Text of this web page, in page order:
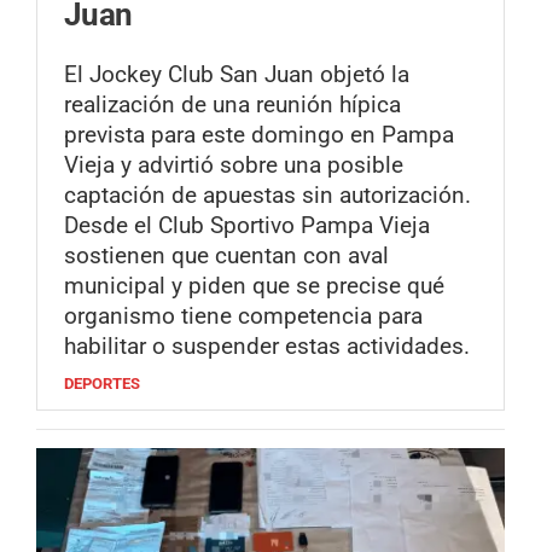
Juan
El Jockey Club San Juan objetó la
realización de una reunión hípica
prevista para este domingo en Pampa
Vieja y advirtió sobre una posible
captación de apuestas sin autorización.
Desde el Club Sportivo Pampa Vieja
sostienen que cuentan con aval
municipal y piden que se precise qué
organismo tiene competencia para
habilitar o suspender estas actividades.
DEPORTES